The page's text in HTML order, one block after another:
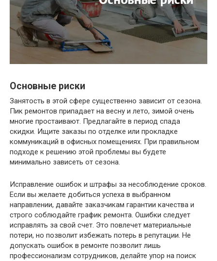
Основные риски
Занятость в этой сфере существенно зависит от сезона.
Пик ремонтов припадает на весну и лето, зимой очень
многие простаивают. Предлагайте в период спада
скидки. Ищите заказы по отделке или прокладке
коммуникаций в офисных помещениях. При правильном
подходе к решению этой проблемы вы будете
минимально зависеть от сезона.
Исправление ошибок и штрафы за несоблюдение сроков.
Если вы желаете добиться успеха в выбранном
направлении, давайте заказчикам гарантии качества и
строго соблюдайте график ремонта. Ошибки следует
исправлять за свой счет. Это повлечет материальные
потери, но позволит избежать потерь в репутации. Не
допускать ошибок в ремонте позволит лишь
профессионализм сотрудников, делайте упор на поиск